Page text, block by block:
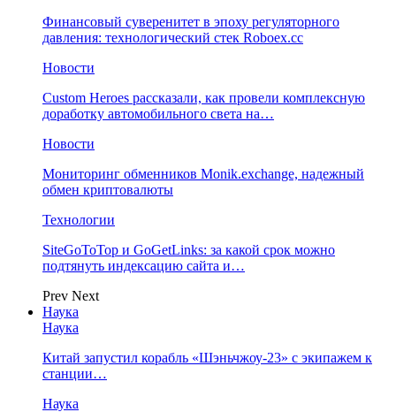
Финансовый суверенитет в эпоху регуляторного
давления: технологический стек Roboex.cc
Новости
Custom Heroes рассказали, как провели комплексную
доработку автомобильного света на…
Новости
Мониторинг обменников Monik.exchange, надежный
обмен криптовалюты
Технологии
SiteGoToTop и GoGetLinks: за какой срок можно
подтянуть индексацию сайта и…
Prev Next
Наука
Наука
Китай запустил корабль «Шэньчжоу-23» с экипажем к
станции…
Наука